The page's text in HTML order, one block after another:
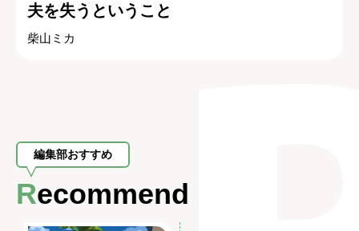
夫を失うということ
柴山ミカ
編集部おすすめ
Recommend